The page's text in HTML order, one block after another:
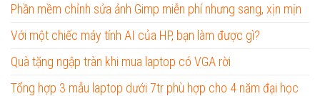
Phần mềm chỉnh sửa ảnh Gimp miễn phí nhưng sang, xịn mịn
Với một chiếc máy tính AI của HP, bạn làm được gì?
Quà tặng ngập tràn khi mua laptop có VGA rời
Tổng hợp 3 mẫu laptop dưới 7tr phù hợp cho 4 năm đại học